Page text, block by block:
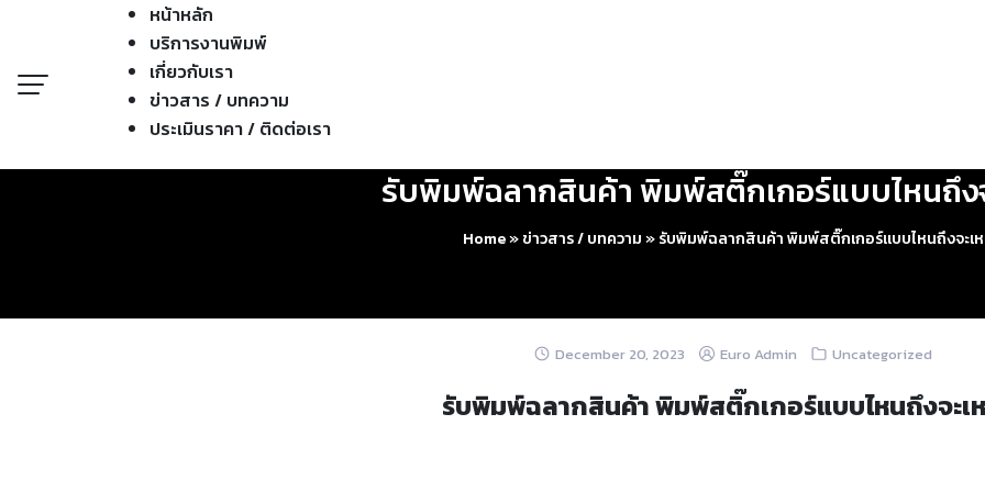
หน้าหลัก
บริการงานพิมพ์
เกี่ยวกับเรา
ข่าวสาร / บทความ
ประเมินราคา / ติดต่อเรา
รับพิมพ์ฉลากสินค้า พิมพ์สติ๊กเกอร์แบบไหนถึงจ
Home»ข่าวสาร / บทความ»รับพิมพ์ฉลากสินค้า พิมพ์สติ๊กเกอร์แบบไหนถึงจะเห
December 20, 2023 Euro Admin Uncategorized
รับพิมพ์ฉลากสินค้า พิมพ์สติ๊กเกอร์แบบไหนถึงจะเห